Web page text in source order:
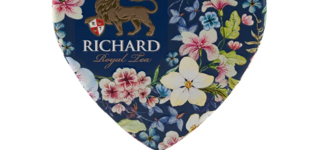
Checkout